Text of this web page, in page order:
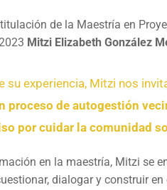
de la Maestría en
Mitzi Elizabeth González
su experiencia, Mitzi nos
proceso de autogestión
por cuidar la comunidad
en la maestría, Mitzi se
dialogar y construir